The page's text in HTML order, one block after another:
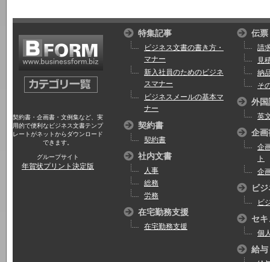
契約書・企画書・文例集など、実
用的で便利なビジネス文書テンプ
レートがネットからダウンロード
できます。
グループサイト
年賀状プリント決定版
特集記事
ビジネス文書の書き方・
マナー
新入社員のためのビジネ
スマナー
ビジネスメールの基本マ
ナー
契約書
契約書
社内文書
人事
総務
労務
在宅勤務支援
在宅勤務支援
伝票
請
見
納
そ
外国
英
企画
企
ト
企
ビ
ビ
セ
個
給与